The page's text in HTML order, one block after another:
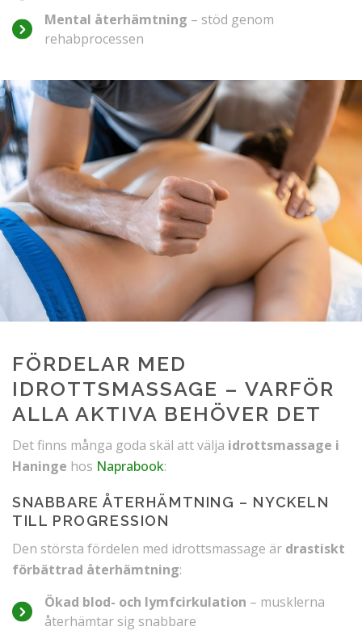
Mental återhämtning – stöd genom
rehabprocessen
FÖRDELAR MED
IDROTTSMASSAGE – VARFÖR
ALLA AKTIVA BEHÖVER DET
Det finns många goda skäl att välja idrottsmassage i
Haninge hos Naprabook:
SNABBARE ÅTERHÄMTNING – NYCKELN
TILL PROGRESSION
Den största fördelen med idrottsmassage är drastiskt
förbättrad återhämtning:
Ökad blod- och lymfcirkulation – musklerna
återhämtar sig snabbare